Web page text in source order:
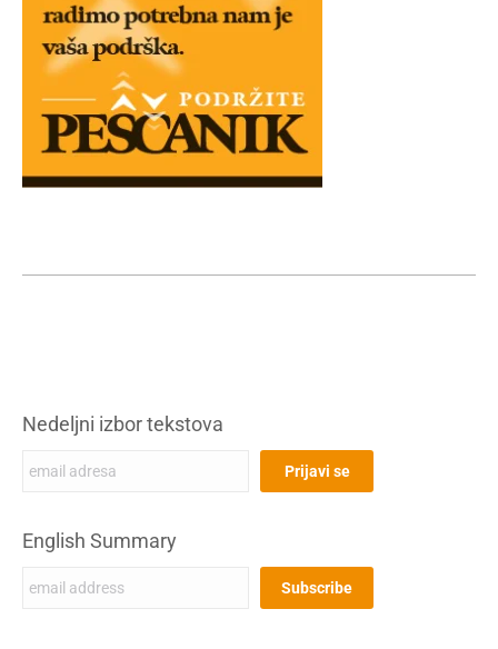
Nedeljni izbor tekstova
English Summary